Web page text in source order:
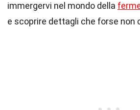
immergervi nel mondo della
e scoprire dettagli che forse non